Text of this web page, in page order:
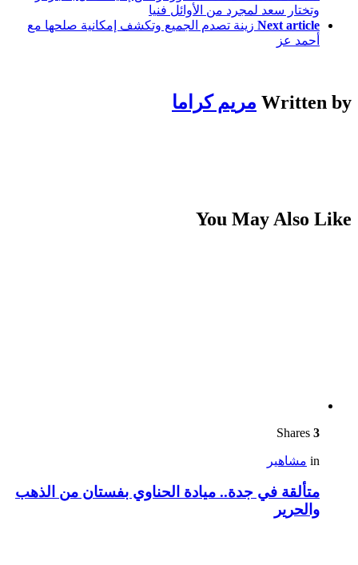
وتختار سعد لمجرد من الأوائل فنيا
Next article زينة تصدم الجميع وتكشف إمكانية صلحها مع
أحمد عز
Written by مريم كراما
You May Also Like
3
in مشاهير
متألقة في جدة.. ميادة الحناوي بفستان من الذهب
والحرير